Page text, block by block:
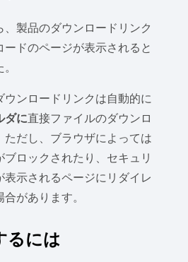
製品のダウンロードリンク
ードのページが表示されると
ウンロードリンクは自動的に
ダに直接ファイルのダウンロ
ただし、ブラウザによっては
ブロックされたり、セキュリ
表示されるページにリダイレ
があります。
るには